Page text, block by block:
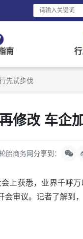
南
先试步伐
修改 车企
胎商务网分享到：
获悉，业界千呼万
审议。记者了解到